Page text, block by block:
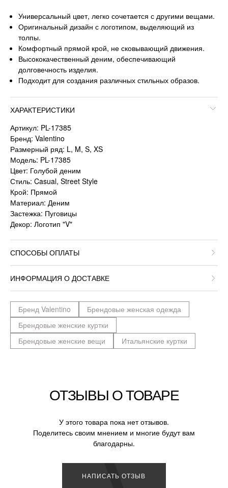
Универсальный цвет, легко сочетается с другими вещами.
Оригинальный дизайн с логотипом, выделяющий из
толпы.
Комфортный прямой крой, не сковывающий движения.
Высококачественный деним, обеспечивающий
долговечность изделия.
Подходит для создания различных стильных образов.
ХАРАКТЕРИСТИКИ
Артикул: PL-17385
Бренд: Valentino
Размерный ряд: L, M, S, XS
Модель: PL-17385
Цвет: Голубой деним
Стиль: Casual, Street Style
Крой: Прямой
Материал: Деним
Застежка: Пуговицы
Декор: Логотип "V"
СПОСОБЫ ОПЛАТЫ
ИНФОРМАЦИЯ О ДОСТАВКЕ
Бренд Valentino
Брендовые женская одежда
Брендовые женские куртки
Брендовые женские вещи
Итальянские куртки
ОТЗЫВЫ О ТОВАРЕ
У этого товара пока нет отзывов.
Поделитесь своим мнением и многие будут вам
благодарны.
НАПИСАТЬ ОТЗЫВ